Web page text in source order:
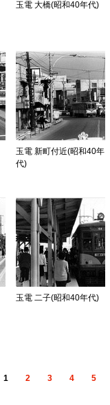
玉電 大橋(昭和40年代)
玉電 新町付近(昭和40年
代)
玉電 二子(昭和40年代)
1 2 3 4 5